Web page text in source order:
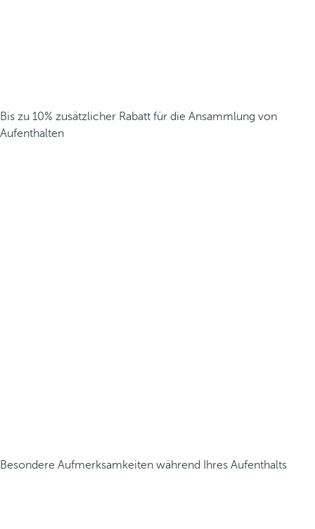
Bis zu 10% zusätzlicher Rabatt für die Ansammlung von
Aufenthalten
Besondere Aufmerksamkeiten während Ihres Aufenthalts